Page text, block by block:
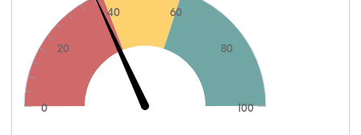
0
20
40 60
80
100